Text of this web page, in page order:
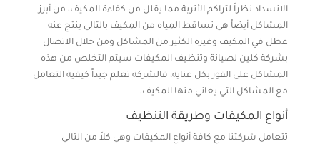
الانسداد نظراً لتراكم الأتربة مما يقلل من كفاءة المكيف، من أبرز
المشاكل أيضاً هي تساقط المياه من المكيف بالتالي ينتج عنه
عطل في المكيف وغيره الكثير من المشاكل ومن خلال الاتصال
بشركة كلين لصيانة وتنظيف المكيفات سيتم التخلص من هذه
المشاكل على الفور بكل عناية، فالشركة تعلم جيداً كيفية التعامل
مع المشاكل التي يعاني منها المكيف.
أنواع المكيفات وطريقة التنظيف
تتعامل شركتنا مع كافة أنواع المكيفات وهي كلاً من التالي